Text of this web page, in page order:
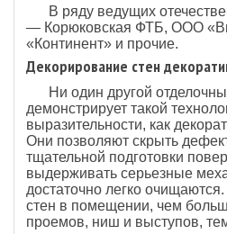
В ряду ведущих
— Корюковская ФТБ, ООО
«Континент» и прочие.
Декорирование стен
Ни один другой
демонстрирует такой
выразительности, как
Они позволяют скрыть
тщательной подготовки
выдерживать серьезные
достаточно легко
стен в помещении, чем
проемов, ниш и выступов,